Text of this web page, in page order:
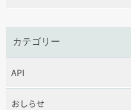
カテゴリー
API
おしらせ